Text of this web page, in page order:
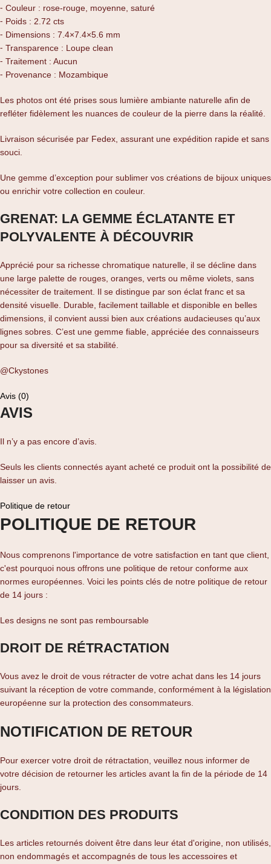
⁃ Couleur : rose-rouge, moyenne, saturé
⁃ Poids : 2.72 cts
⁃ Dimensions : 7.4×7.4×5.6 mm
⁃ Transparence : Loupe clean
⁃ Traitement : Aucun
⁃ Provenance : Mozambique
Les photos ont été prises sous lumière ambiante naturelle afin de
refléter fidèlement les nuances de couleur de la pierre dans la réalité.
Livraison sécurisée par Fedex, assurant une expédition rapide et sans
souci.
Une gemme d’exception pour sublimer vos créations de bijoux uniques
ou enrichir votre collection en couleur.
GRENAT: LA GEMME ÉCLATANTE ET
POLYVALENTE À DÉCOUVRIR
Apprécié pour sa richesse chromatique naturelle, il se décline dans
une large palette de rouges, oranges, verts ou même violets, sans
nécessiter de traitement. Il se distingue par son éclat franc et sa
densité visuelle. Durable, facilement taillable et disponible en belles
dimensions, il convient aussi bien aux créations audacieuses qu’aux
lignes sobres. C’est une gemme fiable, appréciée des connaisseurs
pour sa diversité et sa stabilité.
@Ckystones
Avis (0)
AVIS
Il n’y a pas encore d’avis.
Seuls les clients connectés ayant acheté ce produit ont la possibilité de
laisser un avis.
Politique de retour
POLITIQUE DE RETOUR
Nous comprenons l'importance de votre satisfaction en tant que client,
c'est pourquoi nous offrons une politique de retour conforme aux
normes européennes. Voici les points clés de notre politique de retour
de 14 jours :
Les designs ne sont pas remboursable
DROIT DE RÉTRACTATION
Vous avez le droit de vous rétracter de votre achat dans les 14 jours
suivant la réception de votre commande, conformément à la législation
européenne sur la protection des consommateurs.
NOTIFICATION DE RETOUR
Pour exercer votre droit de rétractation, veuillez nous informer de
votre décision de retourner les articles avant la fin de la période de 14
jours.
CONDITION DES PRODUITS
Les articles retournés doivent être dans leur état d'origine, non utilisés,
non endommagés et accompagnés de tous les accessoires et